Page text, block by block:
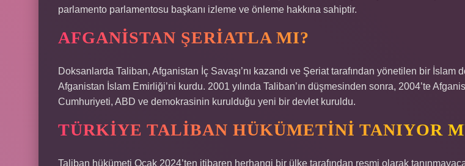
parlamento parlamentosu başkanı izleme ve önleme hakkına sahiptir.
AFGANISTAN ŞERIATLA MI?
Doksanlarda Taliban, Afganistan İç Savaşı’nı kazandı ve Şeriat tarafından yönetilen bir İslam
Afganistan İslam Emirliği’ni kurdu. 2001 yılında Taliban’ın düşmesinden sonra, 2004’te
Cumhuriyeti, ABD ve demokrasinin kurulduğu yeni bir devlet kuruldu.
TÜRKIYE TALIBAN HÜKÜMETINI TANIYOR
Taliban hükümeti Ocak 2024’ten itibaren herhangi bir ülke tarafından resmi olarak